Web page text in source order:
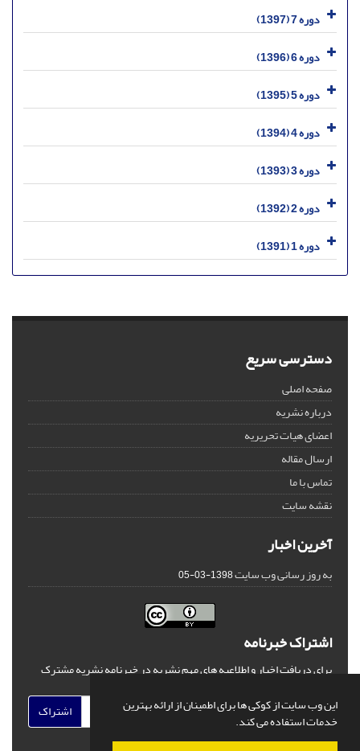
این وب سایت از کوکی ها برای اطمینان از ارائه بهترین
خدمات استفاده می کند.
دوره 7 (1397)
دوره 6 (1396)
دوره 5 (1395)
دوره 4 (1394)
دوره 3 (1393)
دوره 2 (1392)
دوره 1 (1391)
دسترسی سریع
صفحه اصلی
درباره نشریه
اعضای هیات تحریریه
ارسال مقاله
تماس با ما
نقشه سایت
آخرین اخبار
به روز رسانی وب سایت1398-03-05
اشتراک خبرنامه
برای دریافت اخبار و اطلاعیه های مهم نشریه در خبرنامه نشریه مشترک
اشتراک